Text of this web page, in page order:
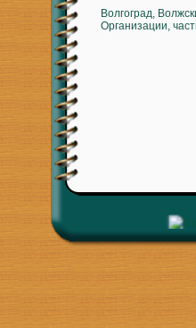
Волгоград,
Организации,